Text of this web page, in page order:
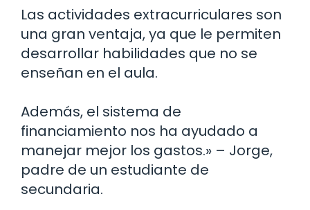
Las actividades extracurriculares son
una gran ventaja, ya que le permiten
desarrollar habilidades que no se
enseñan en el aula.
Además, el sistema de
financiamiento nos ha ayudado a
manejar mejor los gastos.» – Jorge,
padre de un estudiante de
secundaria.